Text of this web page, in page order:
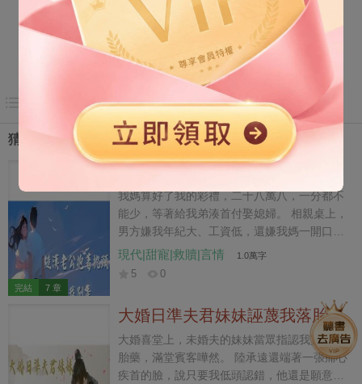
猜你喜歡
完結 7 章
糙漢老公抱著枕頭求我別走
我媽算好了我的彩禮，二十八萬八，一分都不
能少，等著給我弟湊首付娶媳婦。 相親桌上，
男方嫌我年紀大、工資低，還嫌我媽一開口像
賣女兒。 我轉頭在暴雨裡撿了個剛被前女友甩
掉的裝卸工。 他沒房沒車，兜裡只有三萬多存
初，你真不嫌我窮？」 我看著他溼透的黑髮、
寬得嚇人的肩背，心一橫：「不嫌。你長成這
樣，窮點也行。」 後來我媽堵在門口要彩禮，
祝野人前拎著扳手站到我身前，等到晚上了卻
又抱著枕頭蹲在床邊，委屈得像條大狗。 「老
現代|甜寵|救贖|言情 1.0萬字
5 0
大婚日準夫君妹妹誣蔑我落胎，
我撤回嫁妝讓陸家跪滿京城
大婚喜堂上，未婚夫的妹妹當眾指認我買過落
胎藥，滿堂賓客嘩然。 陸承遠還端著一張痛心
疾首的臉，說只要我低頭認錯，他還是願意納